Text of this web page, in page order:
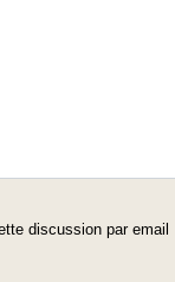
discussion par email